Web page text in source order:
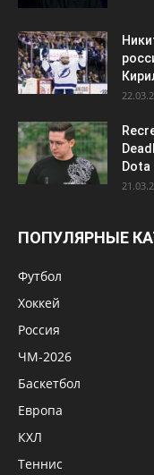
Dota
ПОПУЛЯРНЫЕ
Футбол
Хоккей
Россия
ЧМ-2026
Баскетбол
Европа
КХЛ
Теннис